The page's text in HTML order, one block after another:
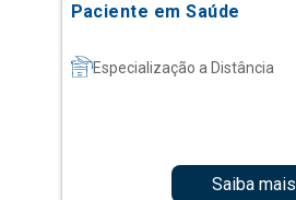
Paciente em Saúde
Especialização a Distância
Saiba mais